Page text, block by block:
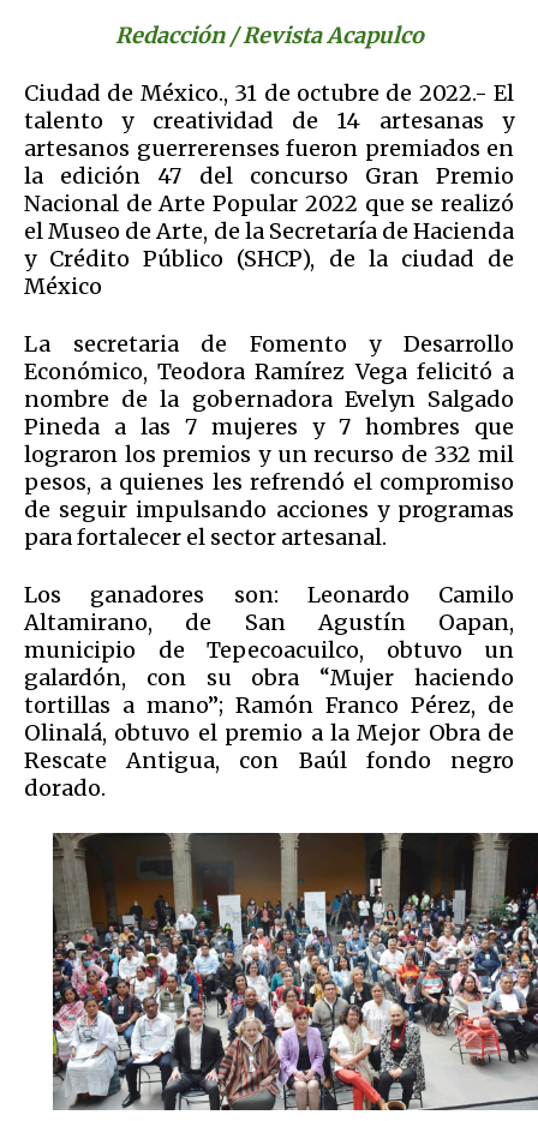
Redacción / Revista Acapulco
Ciudad de México., 31 de octubre de 2022.- El
talento y creatividad de 14 artesanas y
artesanos guerrerenses fueron premiados en
la edición 47 del concurso Gran Premio
Nacional de Arte Popular 2022 que se realizó
el Museo de Arte, de la Secretaría de Hacienda
y Crédito Público (SHCP), de la ciudad de
México
La secretaria de Fomento y Desarrollo
Económico, Teodora Ramírez Vega felicitó a
nombre de la gobernadora Evelyn Salgado
Pineda a las 7 mujeres y 7 hombres que
lograron los premios y un recurso de 332 mil
pesos, a quienes les refrendó el compromiso
de seguir impulsando acciones y programas
para fortalecer el sector artesanal.
Los ganadores son: Leonardo Camilo
Altamirano, de San Agustín Oapan,
municipio de Tepecoacuilco, obtuvo un
galardón, con su obra “Mujer haciendo
tortillas a mano”; Ramón Franco Pérez, de
Olinalá, obtuvo el premio a la Mejor Obra de
Rescate Antigua, con Baúl fondo negro
dorado.